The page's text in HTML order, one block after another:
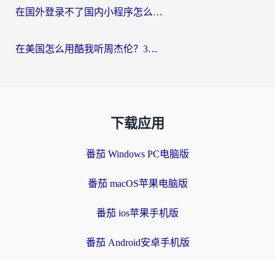
在国外登录不了国内小程序怎么办？选对回国加速器，轻松解锁国内资源
在美国怎么用酷我听周杰伦？3步搞定海外听歌难题
下载应用
番茄 Windows PC电脑版
番茄 macOS苹果电脑版
番茄 ios苹果手机版
番茄 Android安卓手机版